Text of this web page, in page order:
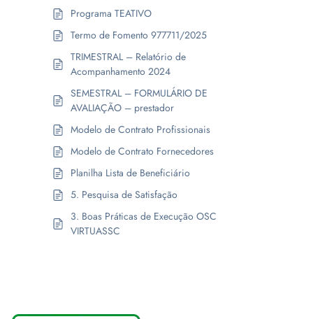
Programa TEATIVO
Termo de Fomento 977711/2025
TRIMESTRAL – Relatório de
Acompanhamento 2024
SEMESTRAL – FORMULÁRIO DE
AVALIAÇÃO – prestador
Modelo de Contrato Profissionais
Modelo de Contrato Fornecedores
Planilha Lista de Beneficiário
5. Pesquisa de Satisfação
3. Boas Práticas de Execução OSC
VIRTUASSC